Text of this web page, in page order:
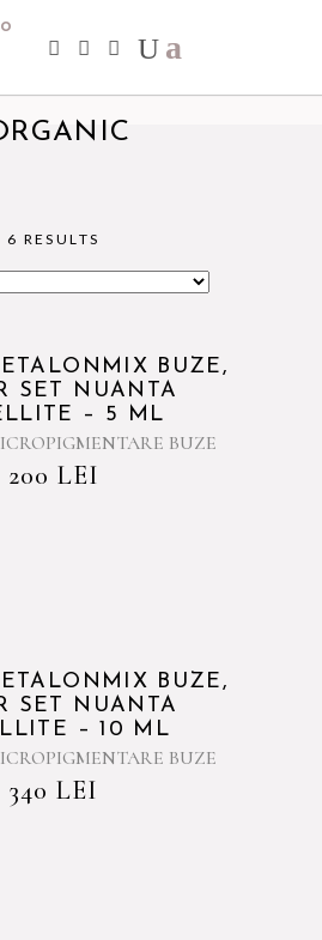
RESULTS
BUZE,
SET NUANTA
– 5 ML
BUZE
200 LEI
BUZE,
SET NUANTA
– 10 ML
BUZE
340 LEI